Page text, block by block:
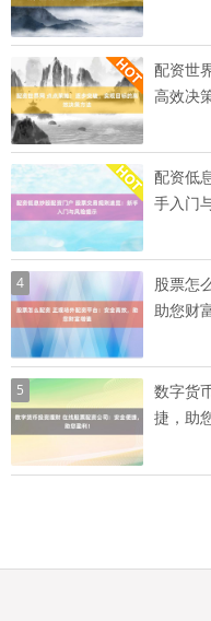
配资世
高效决
配资低
手入门
4
股票怎
助您财
5
数字货
捷，助